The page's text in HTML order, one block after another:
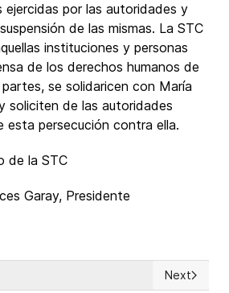
ejercidas por las autoridades y
de las mismas. La STC
instituciones y personas
de los derechos humanos de
se solidaricen con María
soliciten de las autoridades
esta persecución contra ella.
de la STC
Garay, Presidente
y persecución de Cristianos en
Next
Next